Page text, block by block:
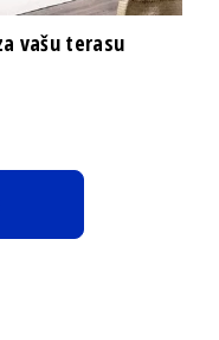
vašu terasu